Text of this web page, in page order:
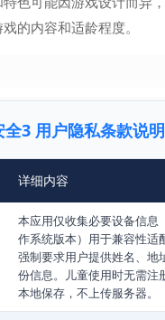
的内容和适龄程度。
3 用户隐私条款说明
详细内容
本应用仅收集必要设备信息
作系统版本）用于兼容性适
强制要求用户提供姓名、地
份信息。儿童使用时无需注
本地保存，不上传服务器。